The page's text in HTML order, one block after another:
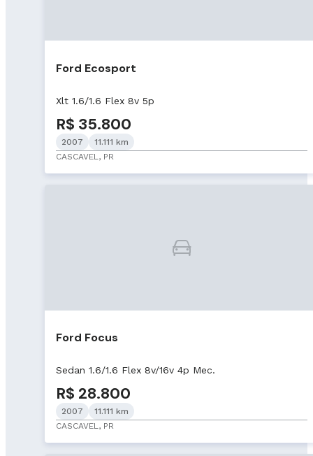
Ford Ecosport
Xlt 1.6/1.6 Flex 8v 5p
R$ 35.800
2007
11.111 km
CASCAVEL, PR
Ford Focus
Sedan 1.6/1.6 Flex 8v/16v 4p Mec.
R$ 28.800
2007
11.111 km
CASCAVEL, PR